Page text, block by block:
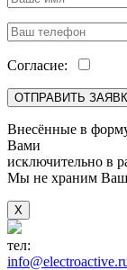
Согласие:
Внесённые в
Вами
исключительно в
Мы не храним
X
тел: